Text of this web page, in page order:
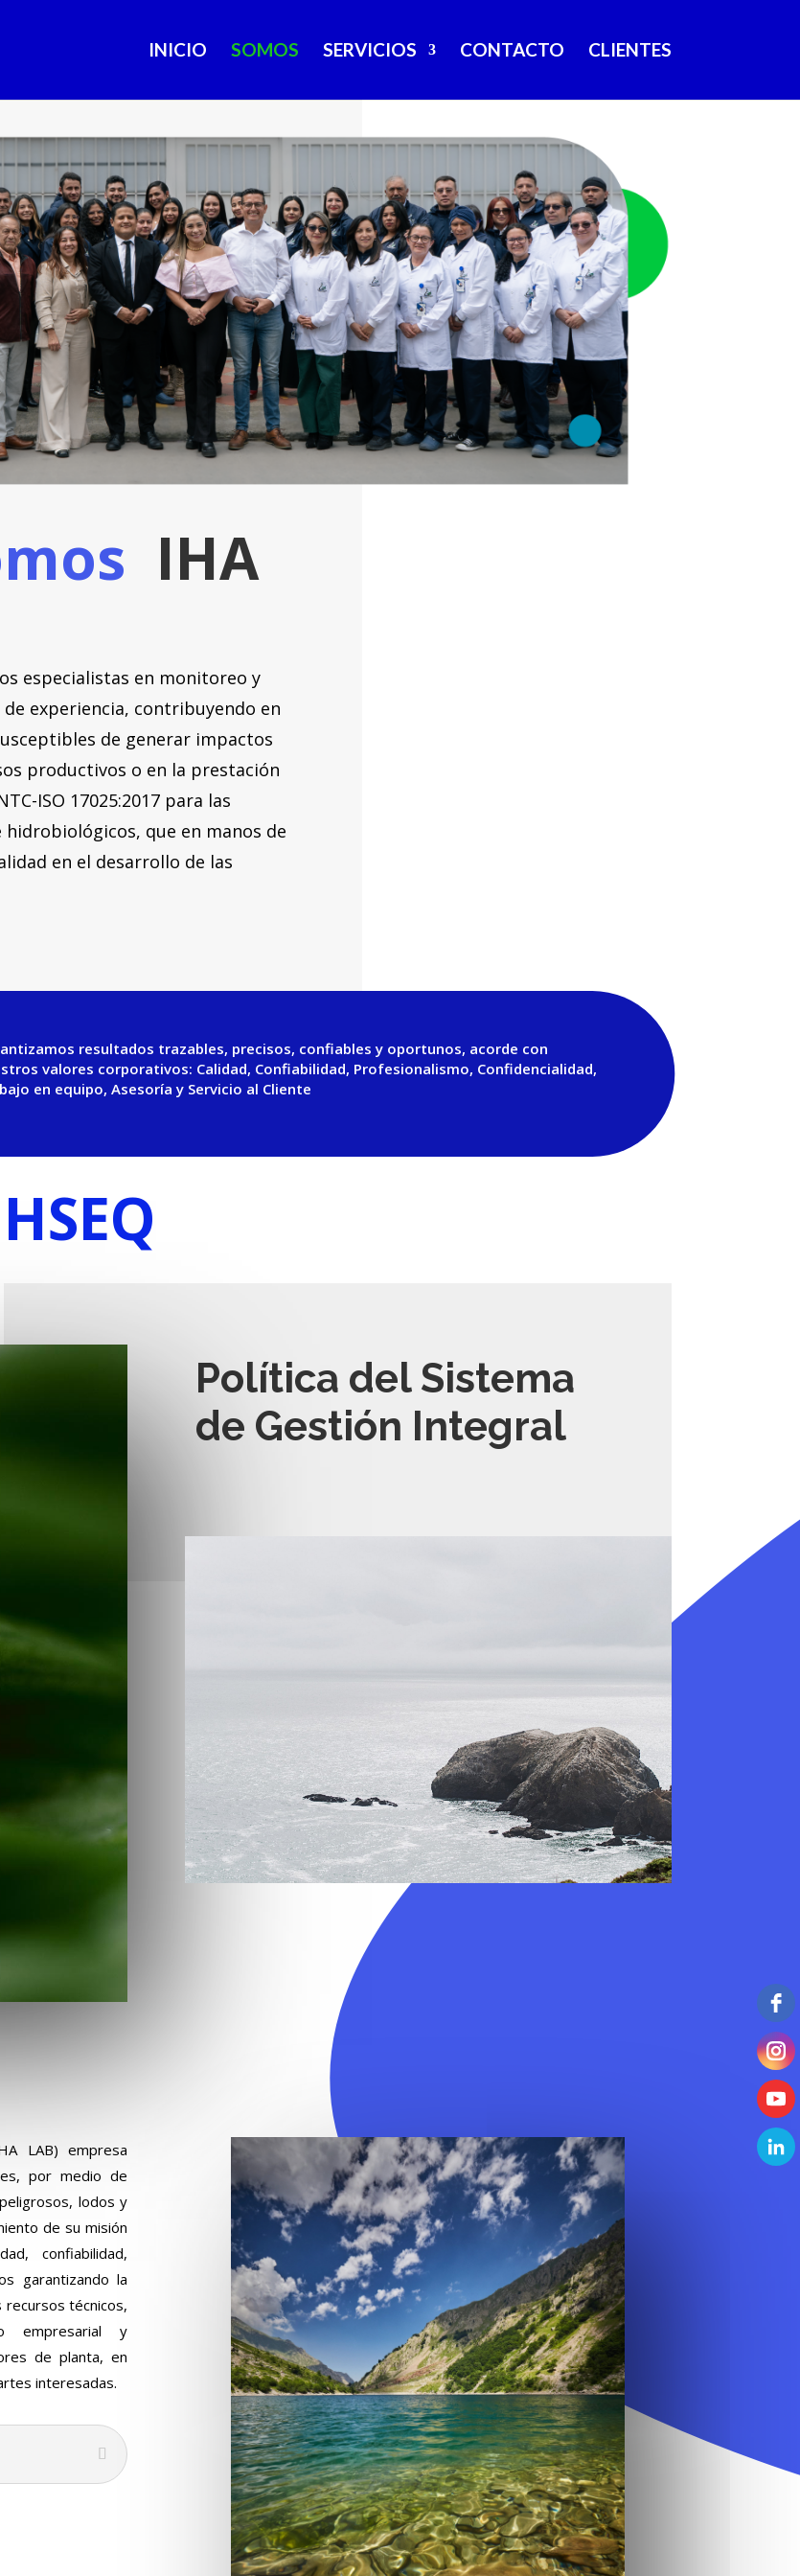
INICIO SOMOS SERVICIOS CONTACTO CLIENTES
IHA
especialistas en monitoreo y
experiencia, contribuyendo en
de generar impactos
productivos o en la prestación
ISO 17025:2017 para las
que en manos de
en el desarrollo de las
resultados trazables, precisos, confiables y oportunos, acorde con
valores corporativos: Calidad, Confiabilidad, Profesionalismo, Confidencialidad,
en equipo, Asesoría y Servicio al Cliente
HSEQ
Política del Sistema
de Gestión Integral
LAB) empresa
por medio de
lodos y
de su misión
confiabilidad,
garantizando la
técnicos,
empresarial y
de planta, en
interesadas.